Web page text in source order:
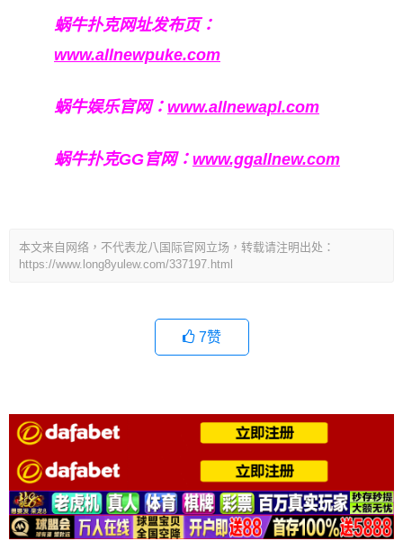
蜗牛扑克网址发布页：
www.allnewpuke.com
蜗牛娱乐官网： www.allnewapl.com
蜗牛扑克GG官网： www.ggallnew.com
本文来自网络，不代表龙八国际官网立场，转载请注明出处：
https://www.long8yulew.com/337197.html
7赞